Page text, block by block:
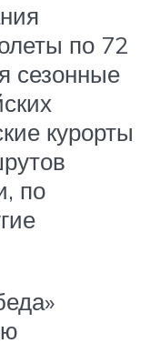
по 72
сезонные
курорты
по